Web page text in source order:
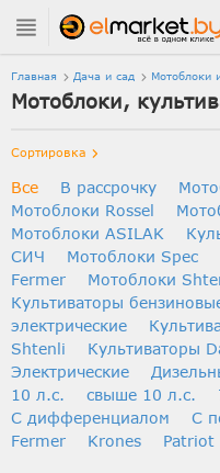
Главная Дача и сад Мотоблоки
Мотоблоки,
Сортировка
Все В рассрочку
Мотоблоки Rossel
Мотоблоки ASILAK
СИЧ
Мотоблоки Spec
Fermer
Мотоблоки
Культиваторы
электрические
Shtenli
Культиваторы
Электрические
10 л.с.
свыше 10 л.с.
С дифференциалом
C
Fermer
Krones Patriot